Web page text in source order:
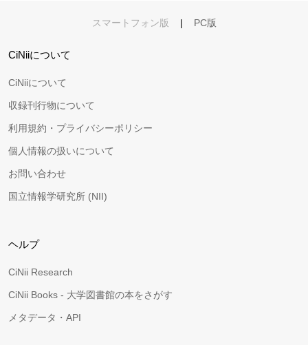
スマートフォン版 | PC版
CiNiiについて
CiNiiについて
収録刊行物について
利用規約・プライバシーポリシー
個人情報の扱いについて
お問い合わせ
国立情報学研究所 (NII)
ヘルプ
CiNii Research
CiNii Books - 大学図書館の本をさがす
メタデータ・API